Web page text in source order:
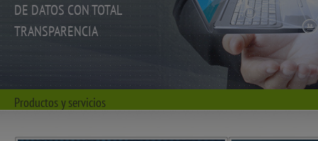
DE DATOS CON TOTAL
TRANSPARENCIA
Productos y servicios